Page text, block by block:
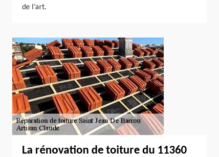
de l’art.
La rénovation de toiture du 11360